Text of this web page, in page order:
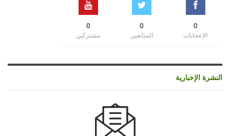
0
الإعجابات
0
المتابعين
0
مشتركين
النشرة الإخبارية